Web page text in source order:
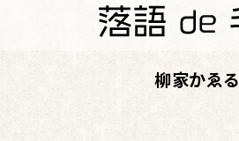
柳家かゑる